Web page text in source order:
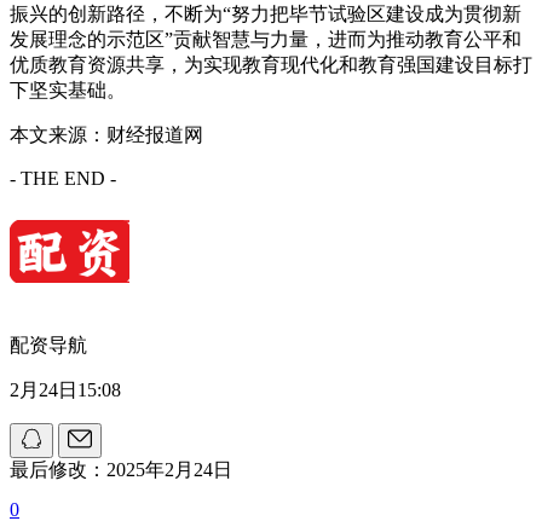
振兴的创新路径，不断为“努力把毕节试验区建设成为贯彻新
发展理念的示范区”贡献智慧与力量，进而为推动教育公平和
优质教育资源共享，为实现教育现代化和教育强国建设目标打
下坚实基础。
本文来源：财经报道网
- THE END -
配资导航
2月24日15:08
最后修改：2025年2月24日
0